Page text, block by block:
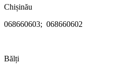
Chișinău
068660603; 068660602
Bălți